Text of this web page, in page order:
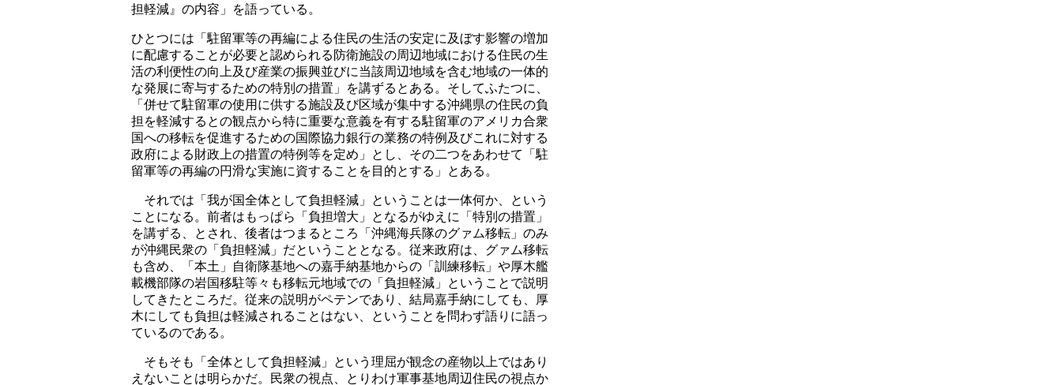
担軽減』の内容」を語っている。
ひとつには「駐留軍等の再編による住民の生活の安定に及ぼす影響の増加
に配慮することが必要と認められる防衛施設の周辺地域における住民の生
活の利便性の向上及び産業の振興並びに当該周辺地域を含む地域の一体的
な発展に寄与するための特別の措置」を講ずるとある。そしてふたつに、
「併せて駐留軍の使用に供する施設及び区域が集中する沖縄県の住民の負
担を軽減するとの観点から特に重要な意義を有する駐留軍のアメリカ合衆
国への移転を促進するための国際協力銀行の業務の特例及びこれに対する
政府による財政上の措置の特例等を定め」とし、その二つをあわせて「駐
留軍等の再編の円滑な実施に資することを目的とする」とある。
それでは「我が国全体として負担軽減」ということは一体何か、という
ことになる。前者はもっぱら「負担増大」となるがゆえに「特別の措置」
を講ずる、とされ、後者はつまるところ「沖縄海兵隊のグァム移転」のみ
が沖縄民衆の「負担軽減」だということとなる。従来政府は、グァム移転
も含め、「本土」自衛隊基地への嘉手納基地からの「訓練移転」や厚木艦
載機部隊の岩国移駐等々も移転元地域での「負担軽減」ということで説明
してきたところだ。従来の説明がペテンであり、結局嘉手納にしても、厚
木にしても負担は軽減されることはない、ということを問わず語りに語っ
ているのである。
そもそも「全体として負担軽減」という理屈が観念の産物以上ではあり
えないことは明らかだ。民衆の視点、とりわけ軍事基地周辺住民の視点か